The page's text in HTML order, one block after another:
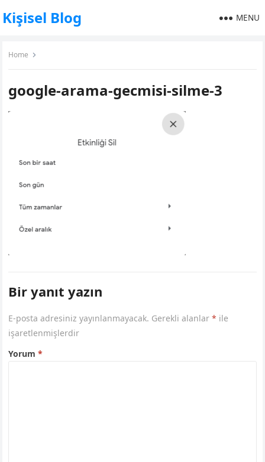
Kişisel Blog MENU
Home
google-arama-gecmisi-silme-3
Bir yanıt yazın
E-posta adresiniz yayınlanmayacak. Gerekli alanlar* ile
işaretlenmişlerdir
Yorum*